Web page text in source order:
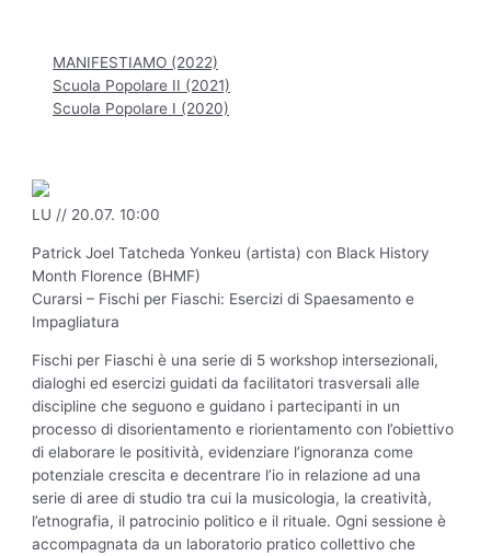
MANIFESTIAMO (2022)
Scuola Popolare II (2021)
Scuola Popolare I (2020)
LU // 20.07. 10:00
Patrick Joel Tatcheda Yonkeu (artista) con Black History
Month Florence (BHMF)
Curarsi – Fischi per Fiaschi: Esercizi di Spaesamento e
Impagliatura
Fischi per Fiaschi è una serie di 5 workshop intersezionali,
dialoghi ed esercizi guidati da facilitatori trasversali alle
discipline che seguono e guidano i partecipanti in un
processo di disorientamento e riorientamento con l’obiettivo
di elaborare le positività, evidenziare l’ignoranza come
potenziale crescita e decentrare l’io in relazione ad una
serie di aree di studio tra cui la musicologia, la creatività,
l’etnografia, il patrocinio politico e il rituale. Ogni sessione è
accompagnata da un laboratorio pratico collettivo che